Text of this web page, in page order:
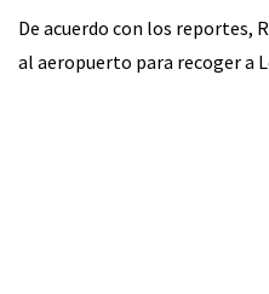
De acuerdo con los reportes,
al aeropuerto para recoger a